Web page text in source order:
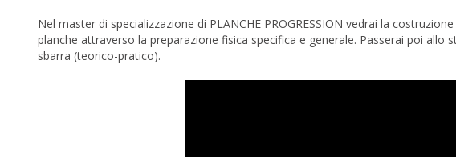
Nel master di specializzazione di PLANCHE PROGRESSION vedrai la
planche attraverso la preparazione fisica specifica e generale. Passerai poi allo
sbarra (teorico-pratico).